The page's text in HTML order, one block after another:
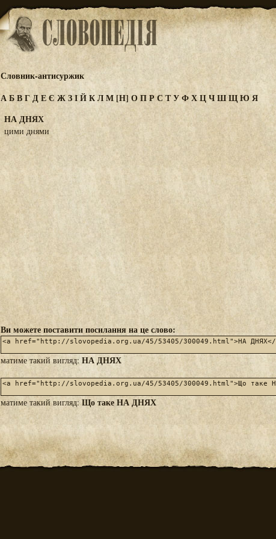
Словник-антисуржик
АБВГДЕЄЖЗІЙКЛМ[Н] ОПРСТУФХЦЧШЩЮЯ
НА ДНЯХ
цими днями
Ви можете поставити посилання на це слово:
матиме такий вигляд: НА ДНЯХ
матиме такий вигляд:Що таке НА ДНЯХ